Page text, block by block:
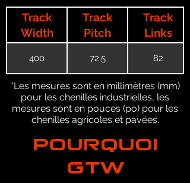
Track
Width
Track
Pitch
Track
Links
400 72.5 82
*Les mesures sont en millimètres (mm)
pour les chenilles industrielles, les
mesures sont en pouces (po) pour les
chenilles agricoles et pavées.
POURQUOI
GTW